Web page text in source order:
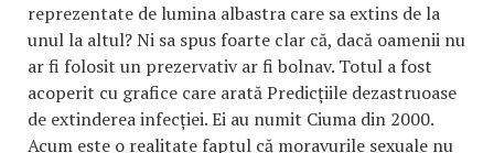
reprezentate de lumina albastra care sa extins de la
unul la altul? Ni sa spus foarte clar că, dacă oamenii nu
ar fi folosit un prezervativ ar fi bolnav. Totul a fost
acoperit cu grafice care arată Predicțiile dezastruoase
de extinderea infecției. Ei au numit Ciuma din 2000.
Acum este o realitate faptul că moravurile sexuale nu